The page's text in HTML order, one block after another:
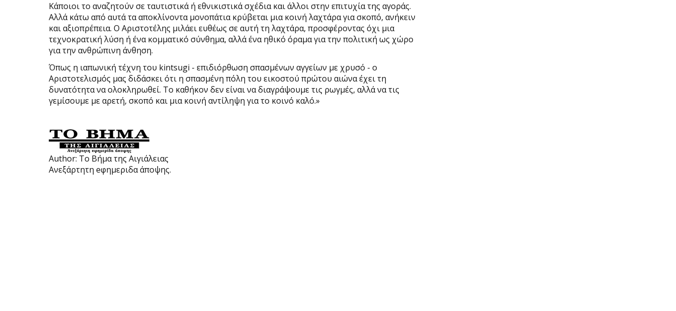
Κάποιοι το αναζητούν σε ταυτιστικά ή εθνικιστικά σχέδια και άλλοι στην επιτυχία της αγοράς.
Αλλά κάτω από αυτά τα αποκλίνοντα μονοπάτια κρύβεται μια κοινή λαχτάρα για σκοπό, ανήκειν
και αξιοπρέπεια. Ο Αριστοτέλης μιλάει ευθέως σε αυτή τη λαχτάρα, προσφέροντας όχι μια
τεχνοκρατική λύση ή ένα κομματικό σύνθημα, αλλά ένα ηθικό όραμα για την πολιτική ως χώρο
για την ανθρώπινη άνθηση.
Όπως η ιαπωνική τέχνη του kintsugi - επιδιόρθωση σπασμένων αγγείων με χρυσό - ο
Αριστοτελισμός μας διδάσκει ότι η σπασμένη πόλη του εικοστού πρώτου αιώνα έχει τη
δυνατότητα να ολοκληρωθεί. Το καθήκον δεν είναι να διαγράψουμε τις ρωγμές, αλλά να τις
γεμίσουμε με αρετή, σκοπό και μια κοινή αντίληψη για το κοινό καλό.»
Author: Το Βήμα της Αιγιάλειας
Ανεξάρτητη eφημεριδα άποψης.